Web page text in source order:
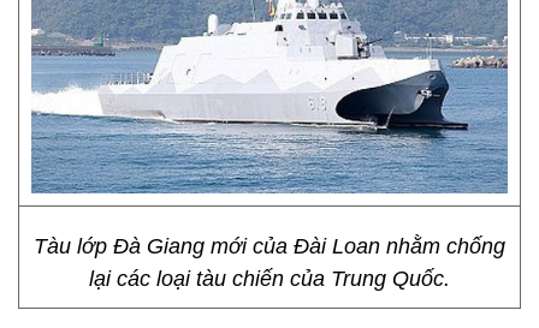
Tàu lớp Đà Giang mới của Đài Loan nhằm chống
lại các loại tàu chiến của Trung Quốc.